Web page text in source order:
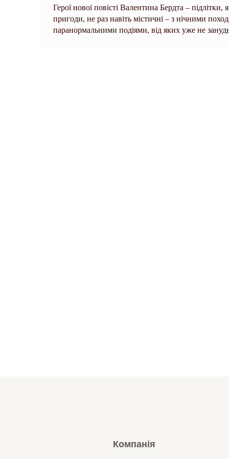
Герої нової повісті Валентина Бердта –
пригоди, не раз навіть містичні – з нічними
паранормальними подіями, від яких уже не
Компанія